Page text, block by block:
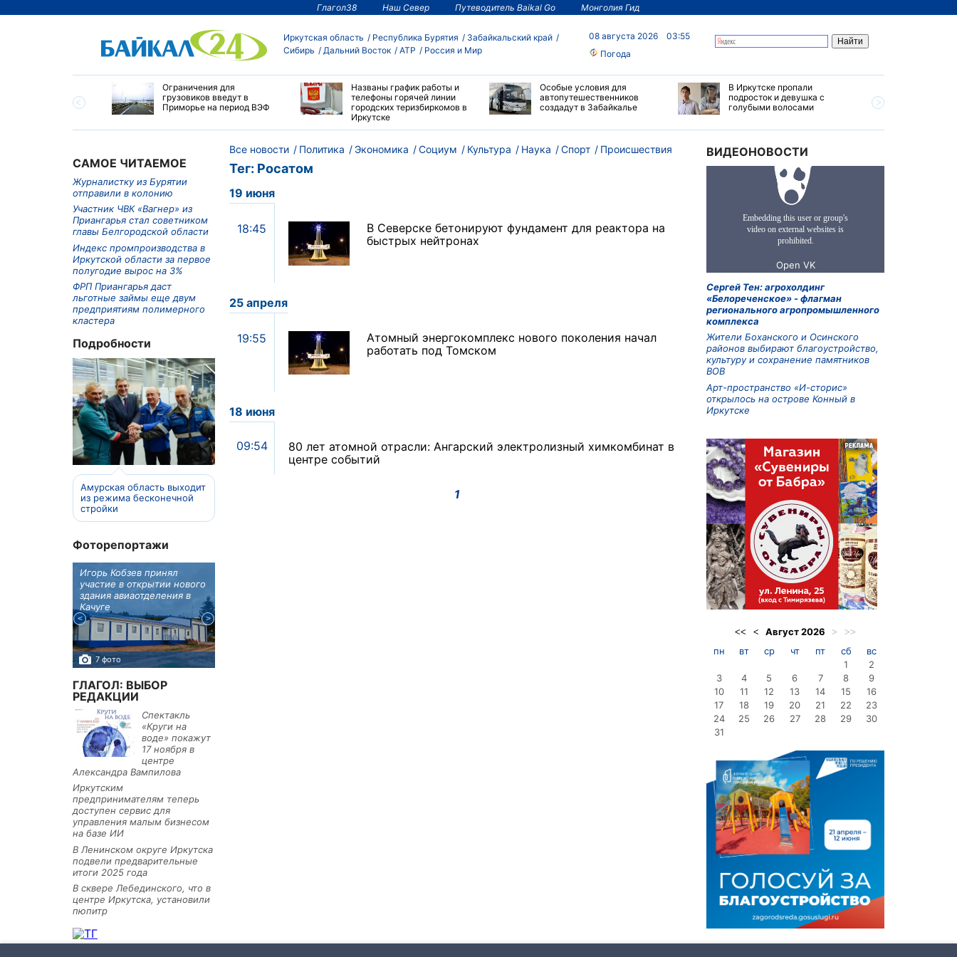
Глагол38 Наш Север Путеводитель Baikal Go Монголия Гид
Иркутская область Республика Бурятия
Забайкальский край
Сибирь
Дальний Восток АТР Россия и Мир
08 августа 2026
03:55
Погода
по управлению
Ограничения для
грузовиков введут в
Приморье на период ВЭФ
Названы график работы и
телефоны горячей линии
городских теризбиркомов в
Иркутске
Особые условия для
автопутешественников
создадут в Забайкалье
В Иркутске пропали
подросток и девушка с
голубыми волосами
САМОЕ ЧИТАЕМОЕ
Журналистку из Бурятии
отправили в колонию
Участник ЧВК «Вагнер» из
Приангарья стал советником
главы Белгородской области
Индекс промпроизводства в
Иркутской области за первое
полугодие вырос на 3%
ФРП Приангарья даст
льготные займы еще двум
предприятиям полимерного
кластера
Подробности
Амурская область выходит
из режима бесконечной
стройки
Фоторепортажи
Игорь Кобзев принял
участие в открытии нового
здания авиаотделения в
Качуге
7 фото
ГЛАГОЛ: ВЫБОР
РЕДАКЦИИ
Спектакль
«Круги на
воде» покажут
17 ноября в
центре
Александра Вампилова
Иркутским
предпринимателям теперь
доступен сервис для
управления малым бизнесом
на базе ИИ
В Ленинском округе Иркутска
подвели предварительные
итоги 2025 года
В сквере Лебединского, что в
центре Иркутска, установили
пюпитр
Все новости Политика Экономика Социум Культура Наука Спорт Происшествия
Тег: Росатом
19 июня
18:45
В Северске бетонируют фундамент для реактора на
быстрых нейтронах
25 апреля
19:55
Атомный энергокомплекс нового поколения начал
работать под Томском
18 июня
09:54
80 лет атомной отрасли: Ангарский электролизный химкомбинат в
центре событий
1
ВИДЕОНОВОСТИ
Сергей Тен: агрохолдинг
«Белореченское» - флагман
регионального агропромышленного
комплекса
Жители Боханского и Осинского
районов выбирают благоустройство,
культуру и сохранение памятников
ВОВ
Арт-пространство «И-сторис»
открылось на острове Конный в
Иркутске
<< < Август2026 > >>
пн вт ср чт пт сб
вс
1
2
3
4 5 6 7 8
9
10
11 12 13 14 15
16
17
18 19 20 21 22
23
24
25 26 27 28 29
30
31